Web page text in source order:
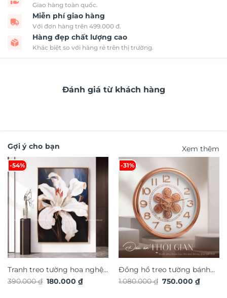
Giao hàng toàn quốc.
Miễn phí giao hàng
Với đơn hàng trên 499.000 đ.
Hàng đẹp chất lượng cao
Khác biệt so với hàng rẻ trên thị trường.
Đánh giá từ khách hàng
Gợi ý cho bạn Xem thêm
-54%
Tranh treo tường hoa nghệ
thuật TG4923S
390.000₫ Giá
180.000₫Giá
-31%
Đồng hồ treo tường bánh
răng chuyển động trang trí
1.080.000₫ Giá
750.000₫Giá